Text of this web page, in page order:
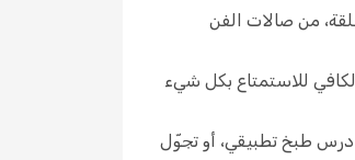
من صالات الفن
للاستمتاع بكل شيء
درس طبخ تطبيقي، أو تجوّل